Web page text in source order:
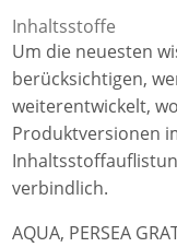
Inhaltsstoffe
Um die neuesten
berücksichtigen,
weiterentwickelt,
Produktversionen
verbindlich.
AQUA, PERSEA